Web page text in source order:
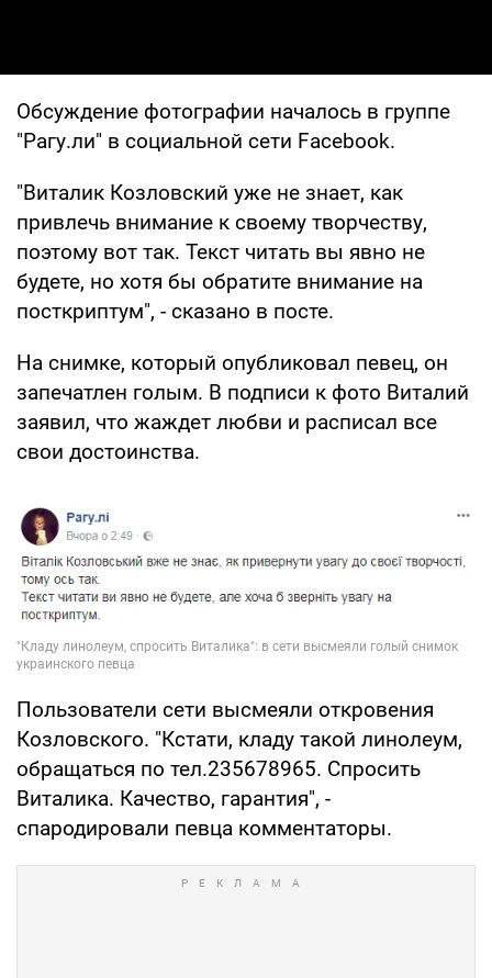
Обсуждение фотографии началось в группе
"Рагу.ли" в социальной сети Facebook.
"Виталик Козловский уже не знает, как
привлечь внимание к своему творчеству,
поэтому вот так. Текст читать вы явно не
будете, но хотя бы обратите внимание на
посткриптум", - сказано в посте.
На снимке, который опубликовал певец, он
запечатлен голым. В подписи к фото Виталий
заявил, что жаждет любви и расписал все
свои достоинства.
Пользователи сети высмеяли откровения
Козловского. "Кстати, кладу такой линолеум,
обращаться по тел.235678965. Спросить
Виталика. Качество, гарантия", -
спародировали певца комментаторы.